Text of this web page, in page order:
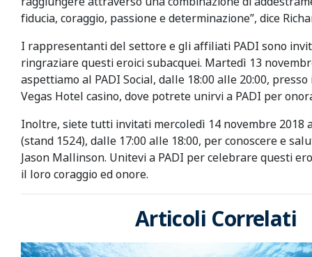
fiducia, coraggio, passione e determinazione”, dice
I rappresentanti del settore e gli affiliati PADI sono
ringraziare questi eroici subacquei. Martedì 13
aspettiamo al PADI Social, dalle 18:00 alle 20:00,
Vegas Hotel casino, dove potrete unirvi a PADI per
Inoltre, siete tutti invitati mercoledì 14 novembre 2018
(stand 1524), dalle 17:00 alle 18:00, per conoscere e
Jason Mallinson. Unitevi a PADI per celebrare questi
il loro coraggio ed onore.
Articoli Correlati